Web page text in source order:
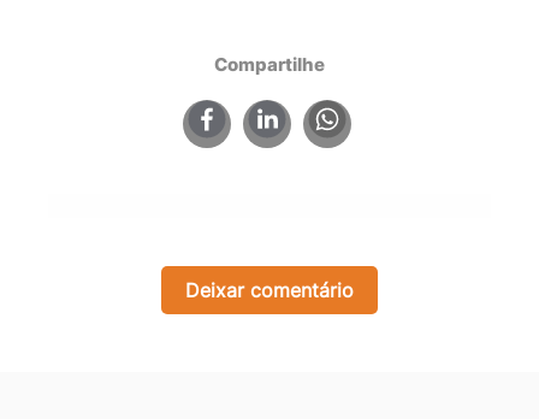
Compartilhe
Deixar comentário